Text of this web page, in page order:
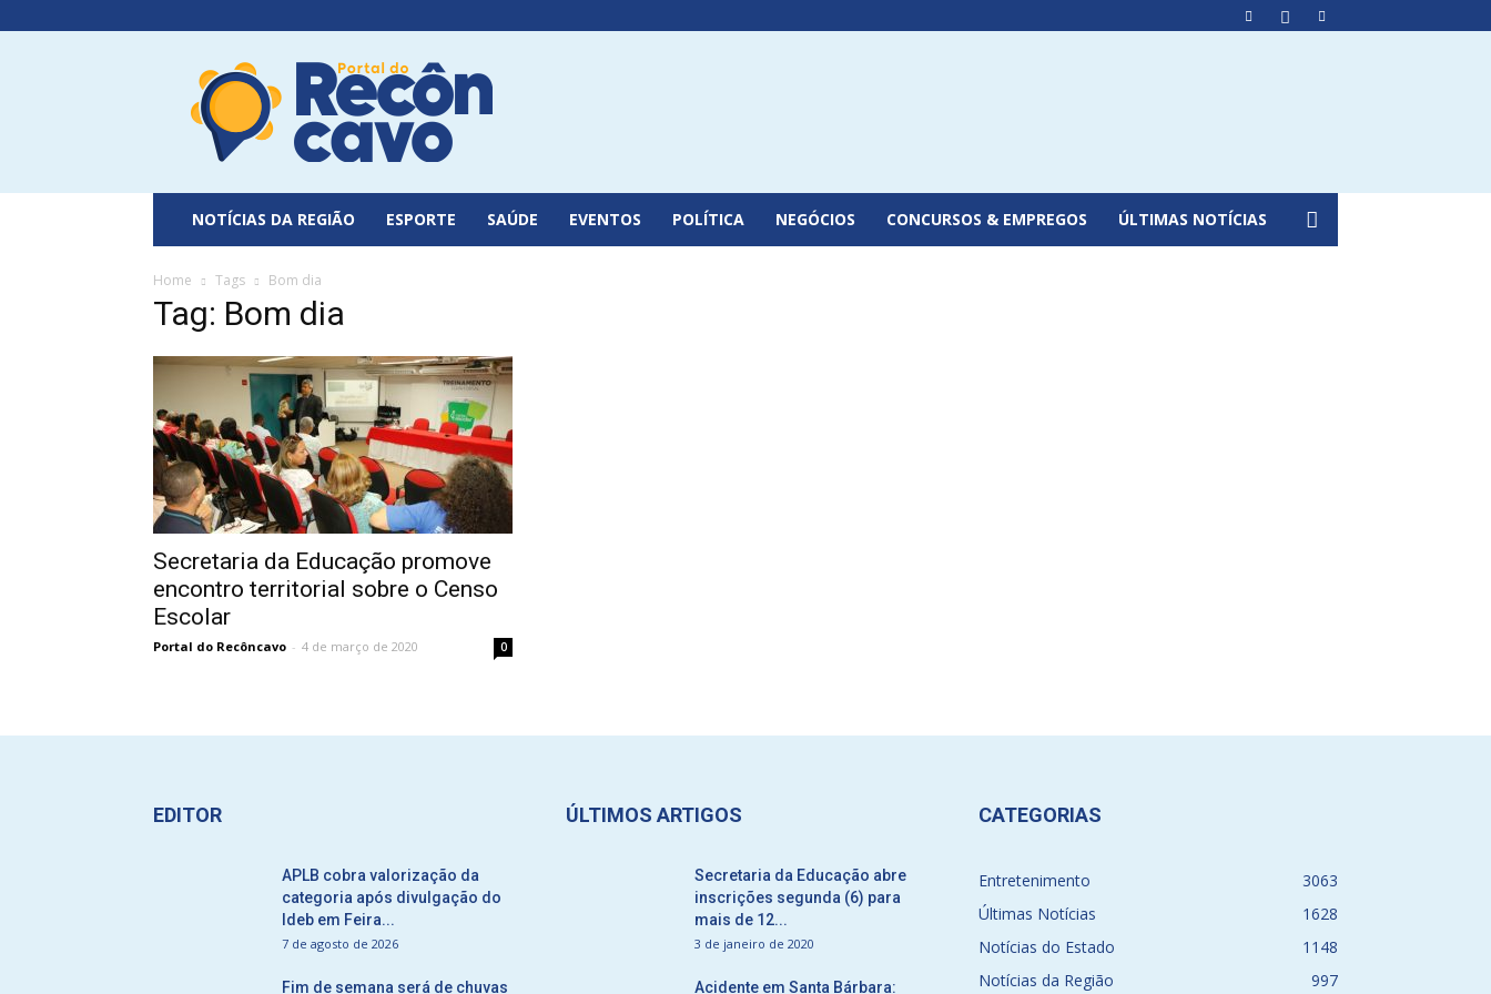
Portal
do
Recôncavo
NOTÍCIAS DA REGIÃO ESPORTE SAÚDE EVENTOS POLÍTICA NEGÓCIOS CONCURSOS & EMPREGOS ÚLTIMAS NOTÍCIAS
Home Tags Bom dia
Tag: Bom dia
Secretaria da Educação promove
encontro territorial sobre o Censo
Escolar
Portal do Recôncavo - 4 de março de 2020 0
EDITOR
APLB cobra valorização da
categoria após divulgação do
Ideb em Feira...
7 de agosto de 2026
Fim de semana será de chuvas
ÚLTIMOS ARTIGOS
Secretaria da Educação abre
inscrições segunda (6) para
mais de 12...
3 de janeiro de 2020
Acidente em Santa Bárbara:
CATEGORIAS
Entretenimento
3063
Últimas Notícias
1628
Notícias do Estado
1148
Notícias da Região
997